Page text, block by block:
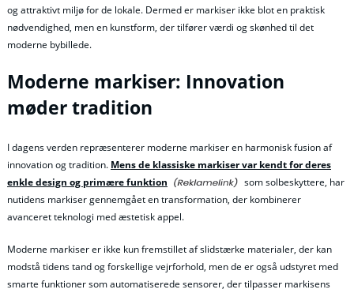
og attraktivt miljø for de lokale. Dermed er markiser ikke blot en praktisk
nødvendighed, men en kunstform, der tilfører værdi og skønhed til det
moderne bybillede.
Moderne markiser: Innovation
møder tradition
I dagens verden repræsenterer moderne markiser en harmonisk fusion af
innovation og tradition. Mens de klassiske markiser var kendt for deres
enkle design og primære funktion
som solbeskyttere, har
nutidens markiser gennemgået en transformation, der kombinerer
avanceret teknologi med æstetisk appel.
Moderne markiser er ikke kun fremstillet af slidstærke materialer, der kan
modstå tidens tand og forskellige vejrforhold, men de er også udstyret med
smarte funktioner som automatiserede sensorer, der tilpasser markisens